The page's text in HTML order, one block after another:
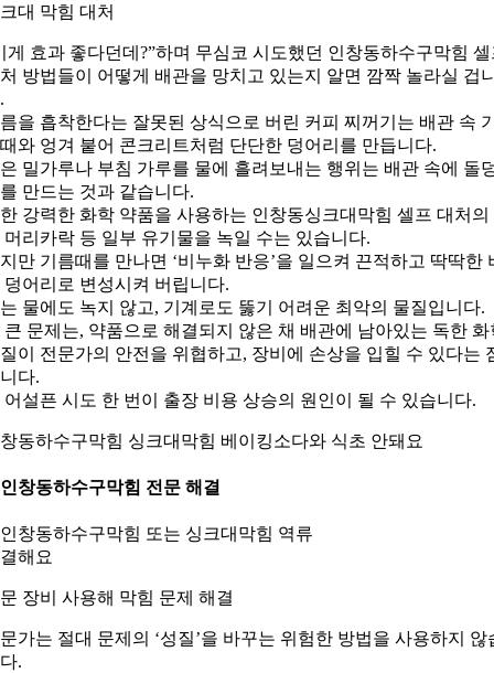
대 막힘 대처
게 효과 좋다던데?”하며 무심코 시도했던 인창동하수구막힘 셀
방법들이 어떻게 배관을 망치고 있는지 알면 깜짝 놀라실 겁
을 흡착한다는 잘못된 상식으로 버린 커피 찌꺼기는 배관 속
와 엉겨 붙어 콘크리트처럼 단단한 덩어리를 만듭니다.
밀가루나 부침 가루를 물에 흘려보내는 행위는 배관 속에 돌
만드는 것과 같습니다.
강력한 화학 약품을 사용하는 인창동싱크대막힘 셀프 대처의
머리카락 등 일부 유기물을 녹일 수는 있습니다.
만 기름때를 만나면 ‘비누화 반응’을 일으켜 끈적하고 딱딱한
덩어리로 변성시켜 버립니다.
물에도 녹지 않고, 기계로도 뚫기 어려운 최악의 물질입니다.
큰 문제는, 약품으로 해결되지 않은 채 배관에 남아있는 독한 화
이 전문가의 안전을 위협하고, 장비에 손상을 입힐 수 있다는
다.
어설픈 시도 한 번이 출장 비용 상승의 원인이 될 수 있습니다.
동하수구막힘 싱크대막힘 베이킹소다와 식초 안돼요
창동하수구막힘 전문 해결
장비 사용해 막힘 문제 해결
가는 절대 문제의 ‘성질’을 바꾸는 위험한 방법을 사용하지 않
.